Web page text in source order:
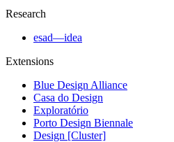
Research
esad—idea
Extensions
Blue Design Alliance
Casa do Design
Exploratório
Porto Design Biennale
Design [Cluster]